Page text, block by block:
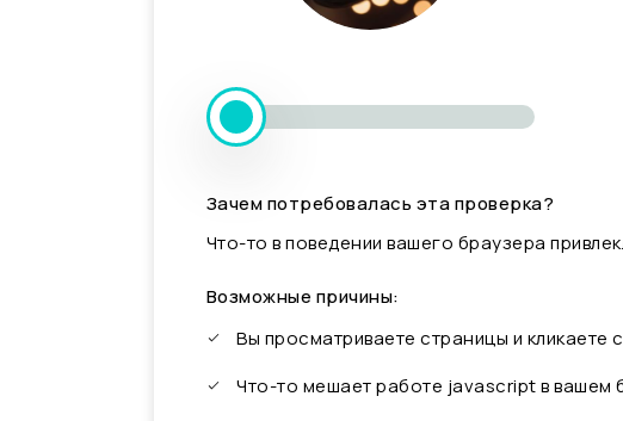
Зачем потребовалась эта проверка?
Что-то в поведении вашего браузера
Возможные причины:
Вы просматриваете страницы и
Что-то мешает работе javascript в вашем